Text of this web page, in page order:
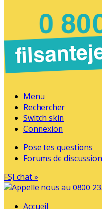
Menu
Rechercher
Switch skin
Connexion
Pose tes questions
Forums de discussion
FSJ chat »
Accueil